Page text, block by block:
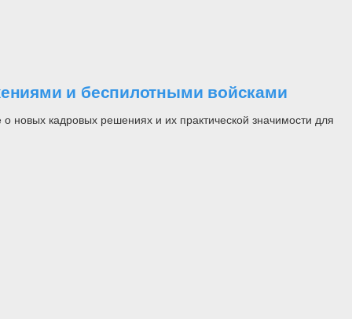
и беспилотными войсками
новых кадровых решениях и их практической значимости для